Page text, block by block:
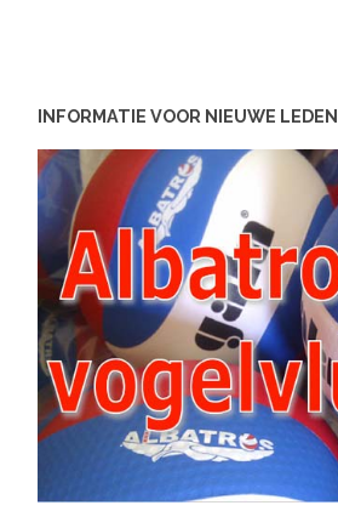
INFORMATIE VOOR NIEUWE LEDEN